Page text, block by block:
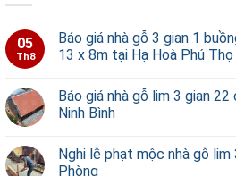
05
Th8
Báo giá nhà gỗ 3 gian 1
13 x 8m tại Hạ Hoà Phú Thọ
Báo giá nhà gỗ lim 3 gian
Ninh Bình
Nghi lễ phạt mộc nhà gỗ
Phòng